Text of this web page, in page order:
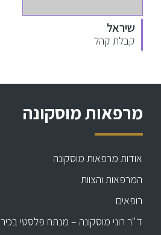
שיראל
קבלת קהל
מרפאות מוסקונה
אודות מרפאות מוסקונה
המרפאות והצוות
רופאים
ד"ר רוני מוסקונה – מנתח פלסטי בכיר